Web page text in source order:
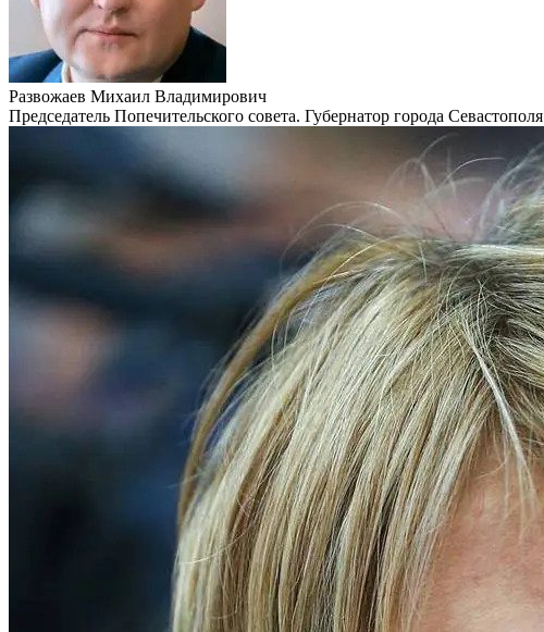
Развожаев Михаил Владимирович
Председатель Попечительского совета. Губернатор города Севастополя